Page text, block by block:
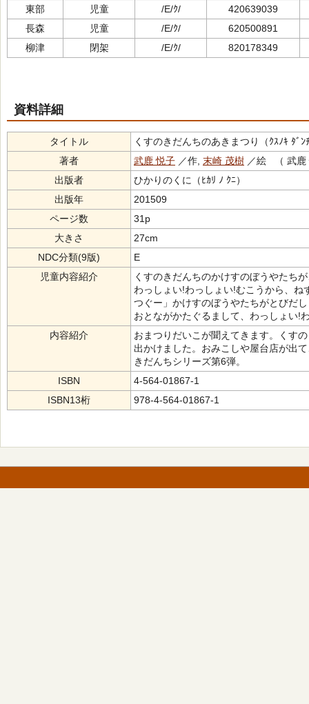
東部
児童 /E/ｸ/
420639039
長森
児童 /E/ｸ/
620500891
柳津
閉架 /E/ｸ/ 820178349
資料詳細
タイトル
くすのきだんちのあきまつり（ｸｽﾉｷ ﾀﾞﾝ
著者
武鹿 悦子 ／作, 末崎 茂樹 ／絵 （ 武鹿
出版者
ひかりのくに（ﾋｶﾘ ﾉ ｸﾆ）
出版年
201509
ページ数
31p
大きさ
27cm
NDC分類(9版)
E
児童内容紹介
くすのきだんちのかけすのぼうやたち
わっしょい!わっしょい!むこうから、
つぐー」かけすのぼうやたちがとびだ
おとながかたぐるまして、わっしょい!
内容紹介
おまつりだいこが聞えてきます。くす
出かけました。おみこしや屋台店が出
きだんちシリーズ第6弾。
ISBN
4-564-01867-1
ISBN13桁
978-4-564-01867-1